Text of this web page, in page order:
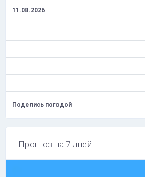
11.08.2026
Поделись погодой
Прогноз на 7 дней